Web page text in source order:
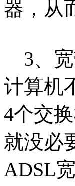
器，从
3、宽
计算机
4个交
就没必
ADSL